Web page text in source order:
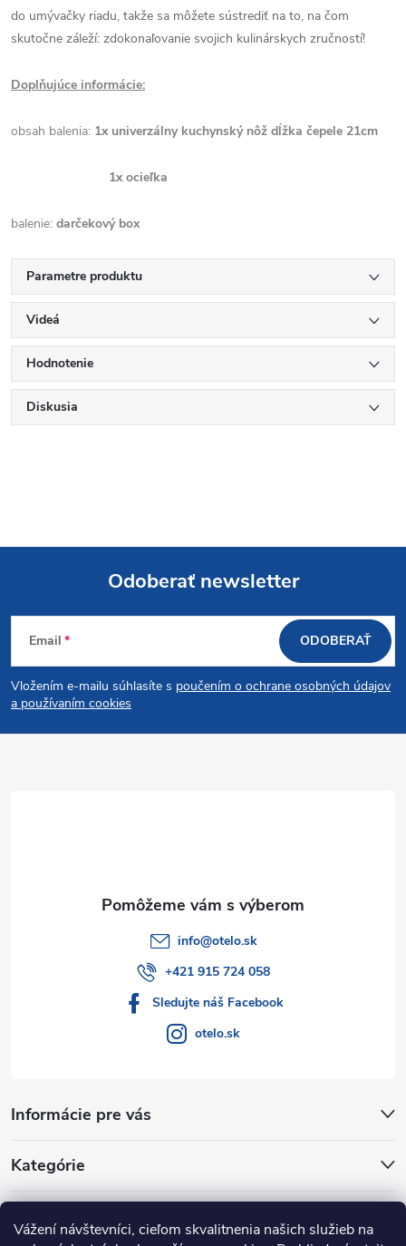
Vážení návštevníci, cieľom skvalitnenia našich služieb na
do umývačky riadu, takže sa môžete sústrediť na to, na čom
skutočne záleží: zdokonaľovanie svojich kulinárskych zručností!
Doplňujúce informácie:
obsah balenia: 1x univerzálny kuchynský nôž dĺžka čepele 21cm
1x ocieľka
balenie: darčekový box
Parametre produktu
Videá
Hodnotenie
Diskusia
Z
á
p
Odoberať newsletter
Email
Vložením e-mailu súhlasíte s poučením o ochrane osobných údajov
a používaním cookies
ODOBERAŤ
Informácie pre vás
Kategórie
info@otelo.sk
+421 915 724 058
Sledujte náš Facebook
otelo.sk